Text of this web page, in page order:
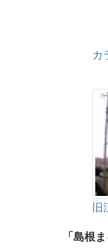
カ
旧
「島根